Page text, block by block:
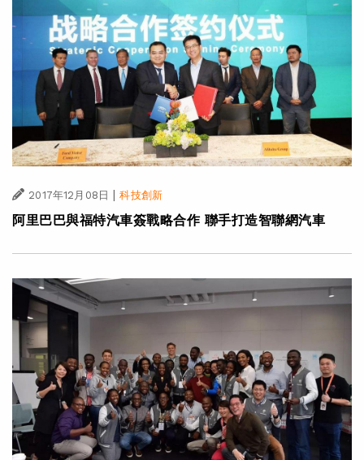
2017年12月08日 | 科技創新
阿里巴巴與福特汽車簽戰略合作 聯手打造智聯網汽車